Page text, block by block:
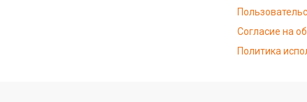
Согласие на
Политика